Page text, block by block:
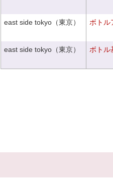
east side tokyo（東京） ボトル
east side tokyo（東京） ボトル